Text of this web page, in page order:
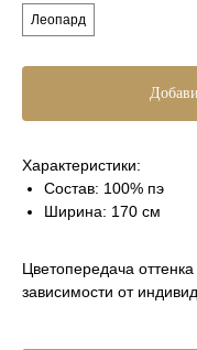
Леопард
Характеристики:
Состав: 100% пэ
Ширина: 170 см
Цветопередача
зависимости от